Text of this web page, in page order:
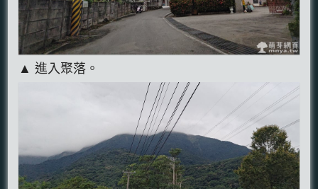
▲ 進入聚落。